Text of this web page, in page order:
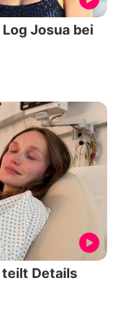
Josua bei
teilt Details